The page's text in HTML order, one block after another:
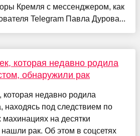
Кремля с мессенджером, как
Telegram Павла Дурова...
которая недавно родила
обнаружили рак
недавно родила
находясь под следствием по
на десятки
рак. Об этом в соцсетях